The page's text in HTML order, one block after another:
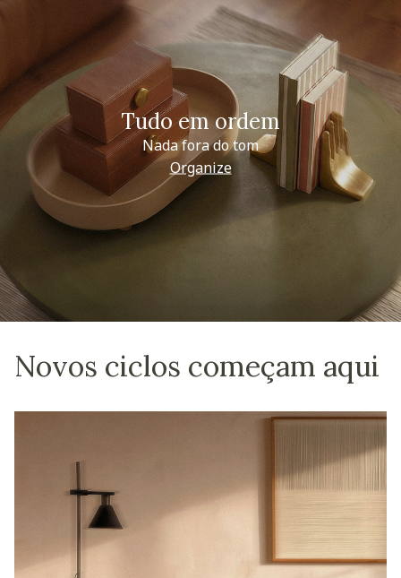
Tudo em ordem
Nada fora do tom
Organize
Novos ciclos começam aqui